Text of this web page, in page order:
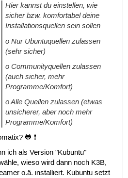
Hier kannst du einstellen, wie
sicher bzw. komfortabel deine
Installationsquellen sein sollen
o Nur Ubuntuquellen zulassen
(sehr sicher)
o Communityquellen zulassen
(auch sicher, mehr
Programme/Komfort)
o Alle Quellen zulassen (etwas
unsicherer, aber noch mehr
Programme/Komfort)
🐸 ❗
ich als Version "Kubuntu"
wieso wird dann noch K3B,
o.ä. installiert. Kubuntu setzt